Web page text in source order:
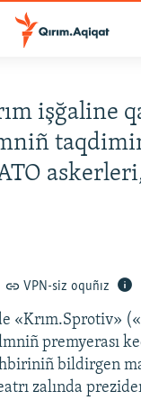
işğaline
VPN-siz oquñız
«Krım.Sprotiv»
premyerası
bildirgen
zalında